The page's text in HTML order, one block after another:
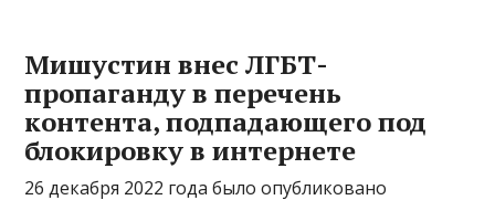
Мишустин внес ЛГБТ-
пропаганду в перечень
контента, подпадающего под
блокировку в интернете
26 декабря 2022 года было опубликовано